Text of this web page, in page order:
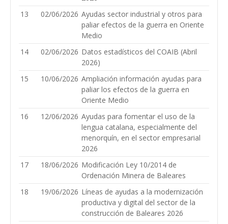
13
02/06/2026 Ayudas sector industrial y otros para
paliar efectos de la guerra en Oriente
Medio
14
02/06/2026 Datos estadísticos del COAIB (Abril
2026)
15
10/06/2026 Ampliación información ayudas para
paliar los efectos de la guerra en
Oriente Medio
16
12/06/2026 Ayudas para fomentar el uso de la
lengua catalana, especialmente del
menorquín, en el sector empresarial
2026
17
18/06/2026 Modificación Ley 10/2014 de
Ordenación Minera de Baleares
18
19/06/2026 Líneas de ayudas a la modernización
productiva y digital del sector de la
construcción de Baleares 2026